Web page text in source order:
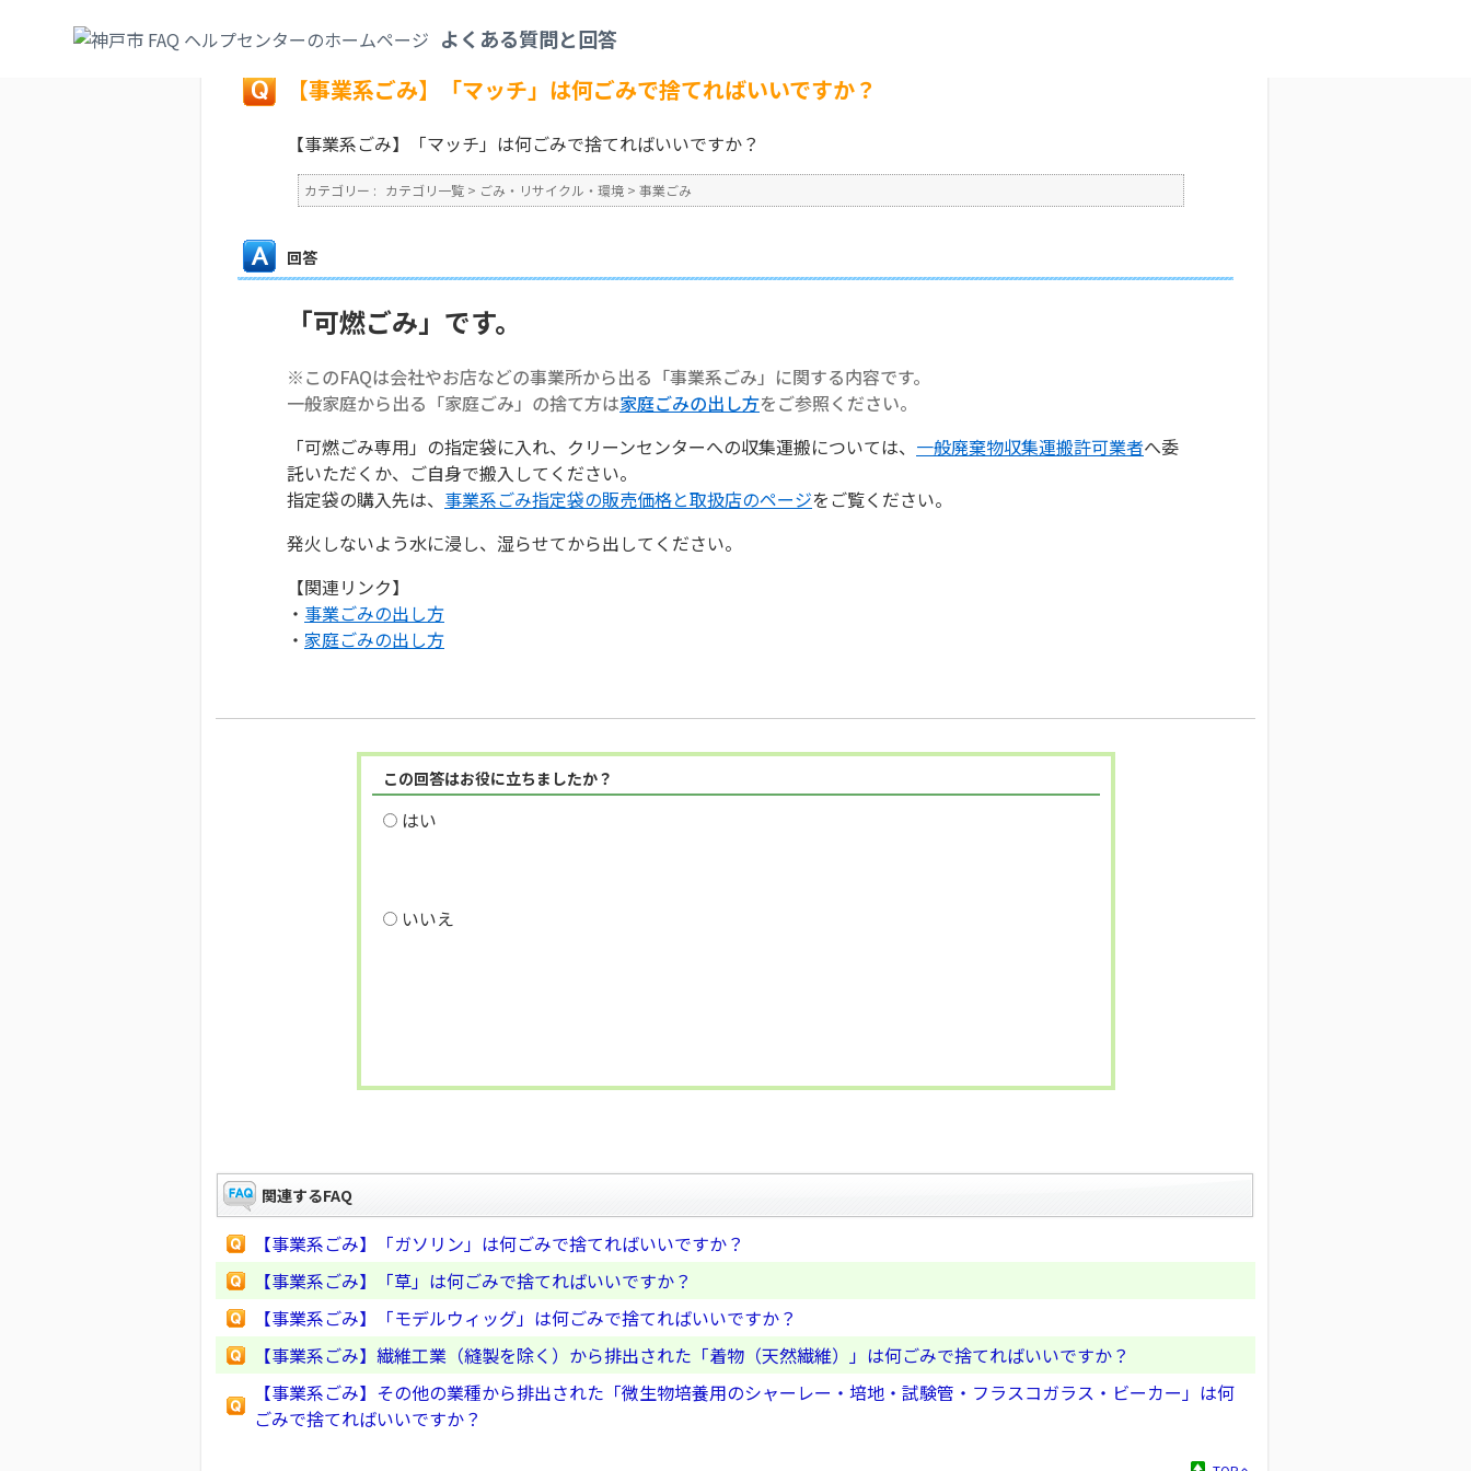
よくある質問と回答
戻る
【事業系ごみ】「マッチ」は何ごみで捨てればいいですか？
【事業系ごみ】「マッチ」は何ごみで捨てればいいですか？
カテゴリー : カテゴリ一覧 > ごみ・リサイクル・環境 > 事業ごみ
回答
「可燃ごみ」です。
※このFAQは会社やお店などの事業所から出る「事業系ごみ」に関する内容です。
一般家庭から出る「家庭ごみ」の捨て方は家庭ごみの出し方をご参照ください。
「可燃ごみ専用」の指定袋に入れ、クリーンセンターへの収集運搬については、 一般廃棄物収集運搬許可業者へ委
託いただくか、ご自身で搬入してください。
指定袋の購入先は、 事業系ごみ指定袋の販売価格と取扱店のページをご覧ください。
発火しないよう水に浸し、湿らせてから出してください。
【関連リンク】
・ 事業ごみの出し方
・ 家庭ごみの出し方
この回答はお役に立ちましたか？
はい
いいえ
関連するFAQ
【事業系ごみ】「ガソリン」は何ごみで捨てればいいですか？
【事業系ごみ】「草」は何ごみで捨てればいいですか？
【事業系ごみ】「モデルウィッグ」は何ごみで捨てればいいですか？
【事業系ごみ】繊維工業（縫製を除く）から排出された「着物（天然繊維）」は何ごみで捨てればいいですか？
【事業系ごみ】その他の業種から排出された「微生物培養用のシャーレー・培地・試験管・フラスコガラス・ビーカー」は何
ごみで捨てればいいですか？